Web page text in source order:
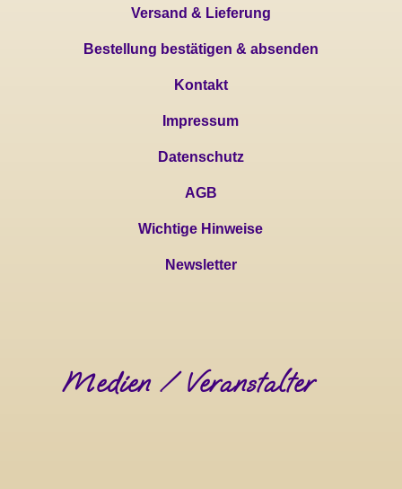
Versand & Lieferung
Bestellung bestätigen & absenden
Kontakt
Impressum
Datenschutz
AGB
Wichtige Hinweise
Newsletter
Medien / Veranstalter